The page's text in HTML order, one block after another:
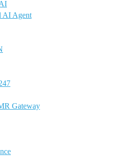
AI Agent
Gateway